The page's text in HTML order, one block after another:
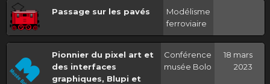
Passage sur les pavés
Modélisme
ferroviaire
Pionnier du pixel art et
des interfaces
graphiques, Blupi et
Conférence
musée Bolo
18 mars
2023